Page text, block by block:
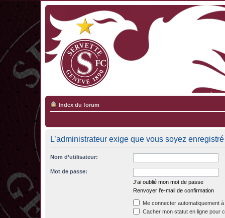
Index du forum
L’administrateur exige que vous soyez
Nom d’utilisateur:
Mot de passe:
J’ai oublié mon mot de passe
Renvoyer l’e-mail de confirmation
Me connecter automatiquement
Cacher mon statut en ligne pour